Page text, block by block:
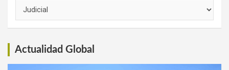
Actualidad Global